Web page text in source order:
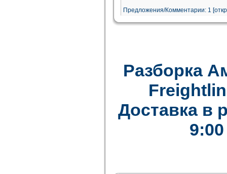
Предложения/Комментарии: 1 [
Разборка
Доставка в